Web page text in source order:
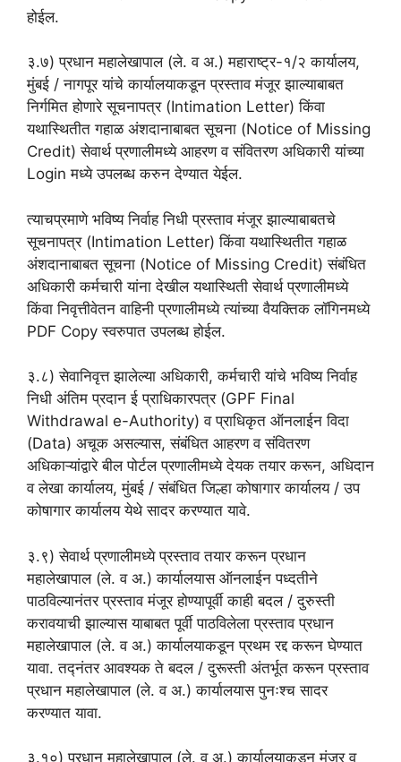
होईल.
३.७) प्रधान महालेखापाल (ले. व अ.) महाराष्ट्र-१/२ कार्यालय,
मुंबई / नागपूर यांचे कार्यालयाकडून प्रस्ताव मंजूर झाल्याबाबत
निर्गमित होणारे सूचनापत्र (Intimation Letter) किंवा
यथास्थितीत गहाळ अंशदानाबाबत सूचना (Notice of Missing
Credit) सेवार्थ प्रणालीमध्ये आहरण व संवितरण अधिकारी यांच्या
Login मध्ये उपलब्ध करुन देण्यात येईल.
त्याचप्रमाणे भविष्य निर्वाह निधी प्रस्ताव मंजूर झाल्याबाबतचे
सूचनापत्र (Intimation Letter) किंवा यथास्थितीत गहाळ
अंशदानाबाबत सूचना (Notice of Missing Credit) संबंधित
अधिकारी कर्मचारी यांना देखील यथास्थिती सेवार्थ प्रणालीमध्ये
किंवा निवृत्तीवेतन वाहिनी प्रणालीमध्ये त्यांच्या वैयक्तिक लॉगिनमध्ये
PDF Copy स्वरुपात उपलब्ध होईल.
३.८) सेवानिवृत्त झालेल्या अधिकारी, कर्मचारी यांचे भविष्य निर्वाह
निधी अंतिम प्रदान ई प्राधिकारपत्र (GPF Final
Withdrawal e-Authority) व प्राधिकृत ऑनलाईन विदा
(Data) अचूक असल्यास, संबंधित आहरण व संवितरण
अधिकाऱ्यांद्वारे बील पोर्टल प्रणालीमध्ये देयक तयार करून, अधिदान
व लेखा कार्यालय, मुंबई / संबंधित जिल्हा कोषागार कार्यालय / उप
कोषागार कार्यालय येथे सादर करण्यात यावे.
३.९) सेवार्थ प्रणालीमध्ये प्रस्ताव तयार करून प्रधान
महालेखापाल (ले. व अ.) कार्यालयास ऑनलाईन पध्दतीने
पाठविल्यानंतर प्रस्ताव मंजूर होण्यापूर्वी काही बदल / दुरुस्ती
करावयाची झाल्यास याबाबत पूर्वी पाठविलेला प्रस्ताव प्रधान
महालेखापाल (ले. व अ.) कार्यालयाकडून प्रथम रद्द करून घेण्यात
यावा. तद्नंतर आवश्यक ते बदल / दुरूस्ती अंतर्भूत करून प्रस्ताव
प्रधान महालेखापाल (ले. व अ.) कार्यालयास पुनःश्च सादर
करण्यात यावा.
३.१०) प्रधान महालेखापाल (ले. व अ.) कार्यालयाकडून मंजूर व